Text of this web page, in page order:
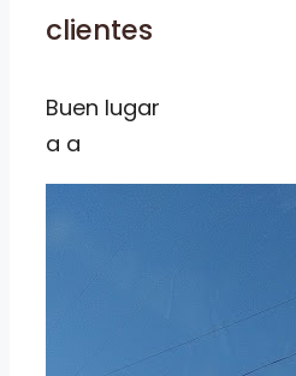
clientes
Buen lugar
a a